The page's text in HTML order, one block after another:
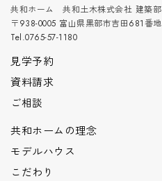
共和ホーム 共和土木株式会社 建築部
〒938-0005 富山県黒部市吉田681番地
Tel.0765-57-1180
見学予約
資料請求
ご相談
共和ホームの理念
モデルハウス
こだわり